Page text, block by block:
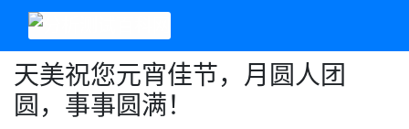
天美祝您元宵佳节，月圆人团
圆，事事圆满！